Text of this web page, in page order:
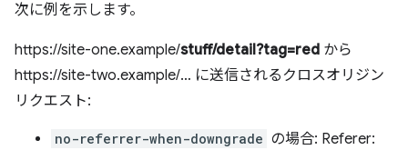
次に例を示します。
https://site-one.example/stuff/detail?tag=red から
https://site-two.example/… に送信されるクロスオリジン
リクエスト:
no-referrer-when-downgrade の場合: Referer: